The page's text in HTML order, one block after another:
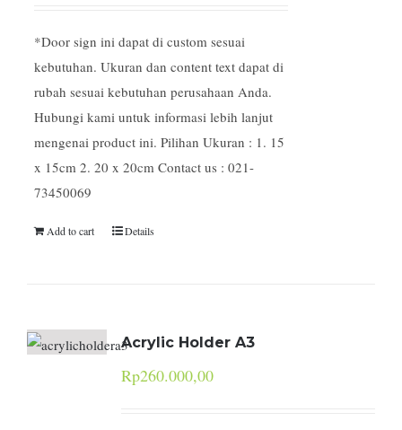
*Door sign ini dapat di custom sesuai
kebutuhan. Ukuran dan content text dapat di
rubah sesuai kebutuhan perusahaan Anda.
Hubungi kami untuk informasi lebih lanjut
mengenai product ini. Pilihan Ukuran : 1. 15
x 15cm 2. 20 x 20cm Contact us : 021-
73450069
Add to cart Details
Acrylic Holder A3
Rp260.000,00